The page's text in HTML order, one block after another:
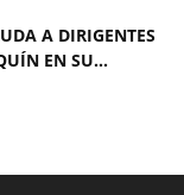
A DIRIGENTES
EN SU...